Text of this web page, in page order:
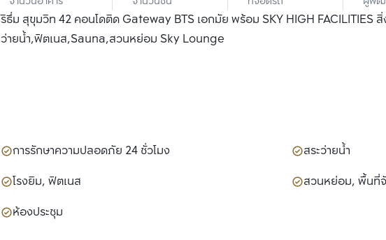
ริธึ่ม สุขุมวิท 42 คอนโดติด Gateway BTS เอกมัย พร้อม SKY HIGH FACILITIES
ว่ายน้ำ,ฟิตเนส,Sauna,สวนหย่อม Sky Lounge
การรักษาความปลอดภัย 24 ชั่วโมง
สระว่ายน้ำ
โรงยิม, ฟิตเนส
สวนหย่อม, พื้นที่
ห้องประชุม